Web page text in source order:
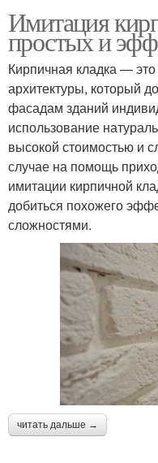
Имитация
простых и
Кирпичная кладка —
архитектуры, который
фасадам зданий
использование
высокой стоимостью и
случае на помощь
имитации кирпичной
добиться похожего
сложностями.
читать дальше →